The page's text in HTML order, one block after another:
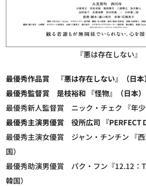
『悪は存在しない』
最優秀作品賞
『悪は存在しない』（日本）
最優秀監督賞
是枝裕和 『怪物』（日本）
最優秀新人監督賞 ニック・チェク 『年少
最優秀主演男優賞
役所広司 『PERFECT
最優秀主演女優賞 ジャン・チンチン 『
国）
最優秀助演男優賞 パク・フン『12.12：
韓国）